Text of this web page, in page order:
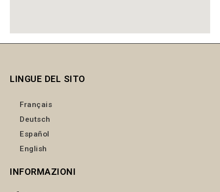
LINGUE DEL SITO
Français
Deutsch
Español
English
INFORMAZIONI